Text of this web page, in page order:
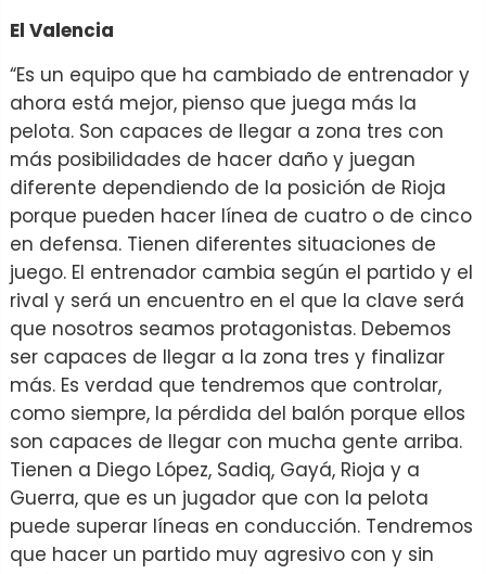
El Valencia
“Es un equipo que ha cambiado de entrenador y
ahora está mejor, pienso que juega más la
pelota. Son capaces de llegar a zona tres con
más posibilidades de hacer daño y juegan
diferente dependiendo de la posición de Rioja
porque pueden hacer línea de cuatro o de cinco
en defensa. Tienen diferentes situaciones de
juego. El entrenador cambia según el partido y el
rival y será un encuentro en el que la clave será
que nosotros seamos protagonistas. Debemos
ser capaces de llegar a la zona tres y finalizar
más. Es verdad que tendremos que controlar,
como siempre, la pérdida del balón porque ellos
son capaces de llegar con mucha gente arriba.
Tienen a Diego López, Sadiq, Gayá, Rioja y a
Guerra, que es un jugador que con la pelota
puede superar líneas en conducción. Tendremos
que hacer un partido muy agresivo con y sin